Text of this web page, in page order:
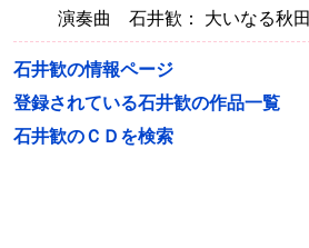
演奏曲 石井歓： 大いなる秋田
石井歓の情報ページ
登録されている石井歓の作品一覧
石井歓のＣＤを検索